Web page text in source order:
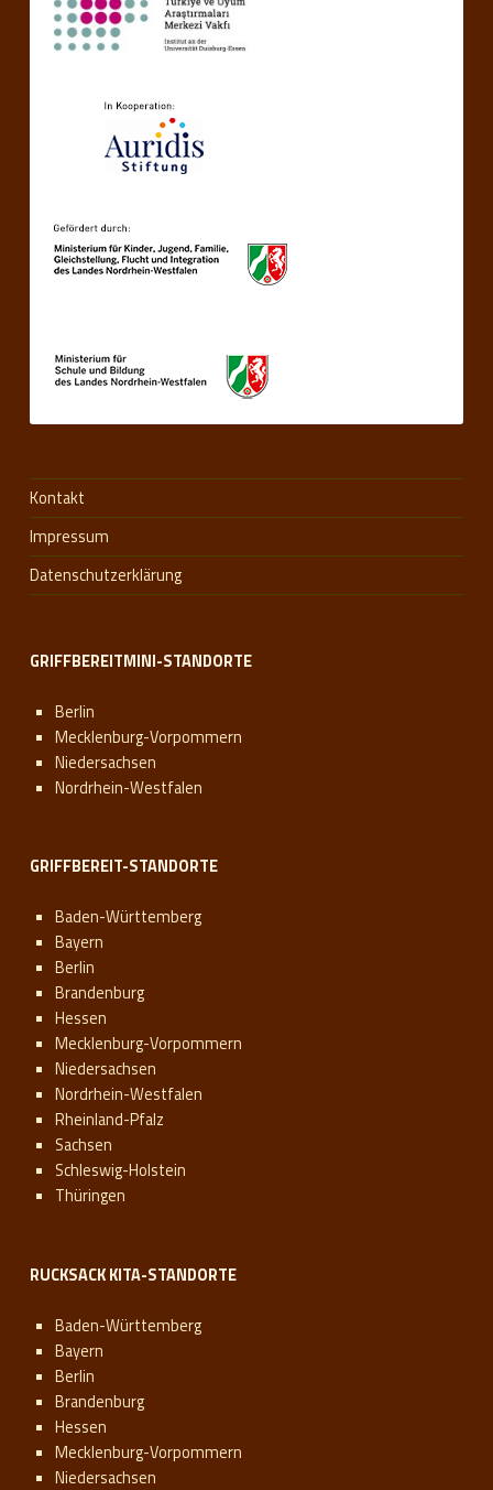
Kontakt
Impressum
Datenschutzerklärung
GRIFFBEREITMINI-STANDORTE
Berlin
Mecklenburg-Vorpommern
Niedersachsen
Nordrhein-Westfalen
GRIFFBEREIT-STANDORTE
Baden-Württemberg
Bayern
Berlin
Brandenburg
Hessen
Mecklenburg-Vorpommern
Niedersachsen
Nordrhein-Westfalen
Rheinland-Pfalz
Sachsen
Schleswig-Holstein
Thüringen
RUCKSACK KITA-STANDORTE
Baden-Württemberg
Bayern
Berlin
Brandenburg
Hessen
Mecklenburg-Vorpommern
Niedersachsen